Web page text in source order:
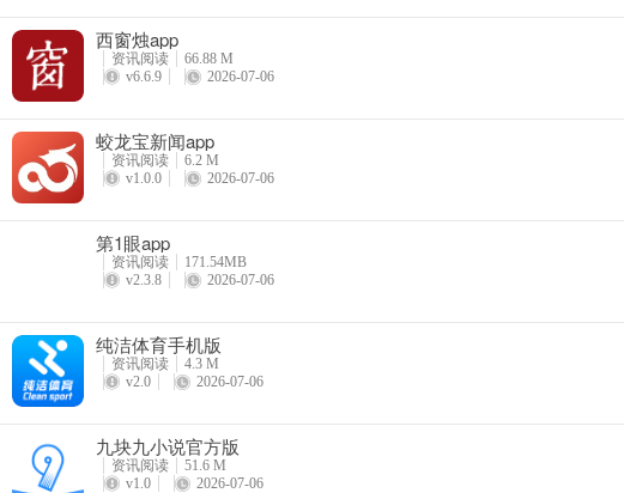
5、点击现在注册
西窗烛app
资讯阅读
66.88 M
v6.6.9
2026-07-06
蛟龙宝新闻app
资讯阅读
6.2 M
v1.0.0
2026-07-06
第1眼app
资讯阅读
171.54MB
v2.3.8
2026-07-06
纯洁体育手机版
资讯阅读
4.3 M
v2.0
2026-07-06
九块九小说官方版
资讯阅读
51.6 M
v1.0
2026-07-06